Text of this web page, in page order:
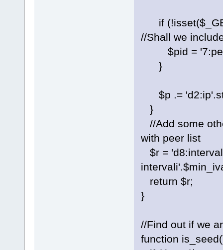
if
//Shall we
$pid = '7:peer
}
$p .=
}
//Add some
with peer list
$r =
return $r;
}
//Find out if we
function